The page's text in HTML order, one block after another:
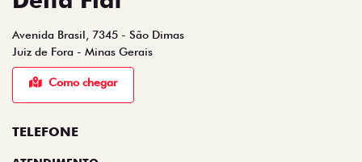
Juiz de Fora - Minas Gerais
Como chegar
TELEFONE